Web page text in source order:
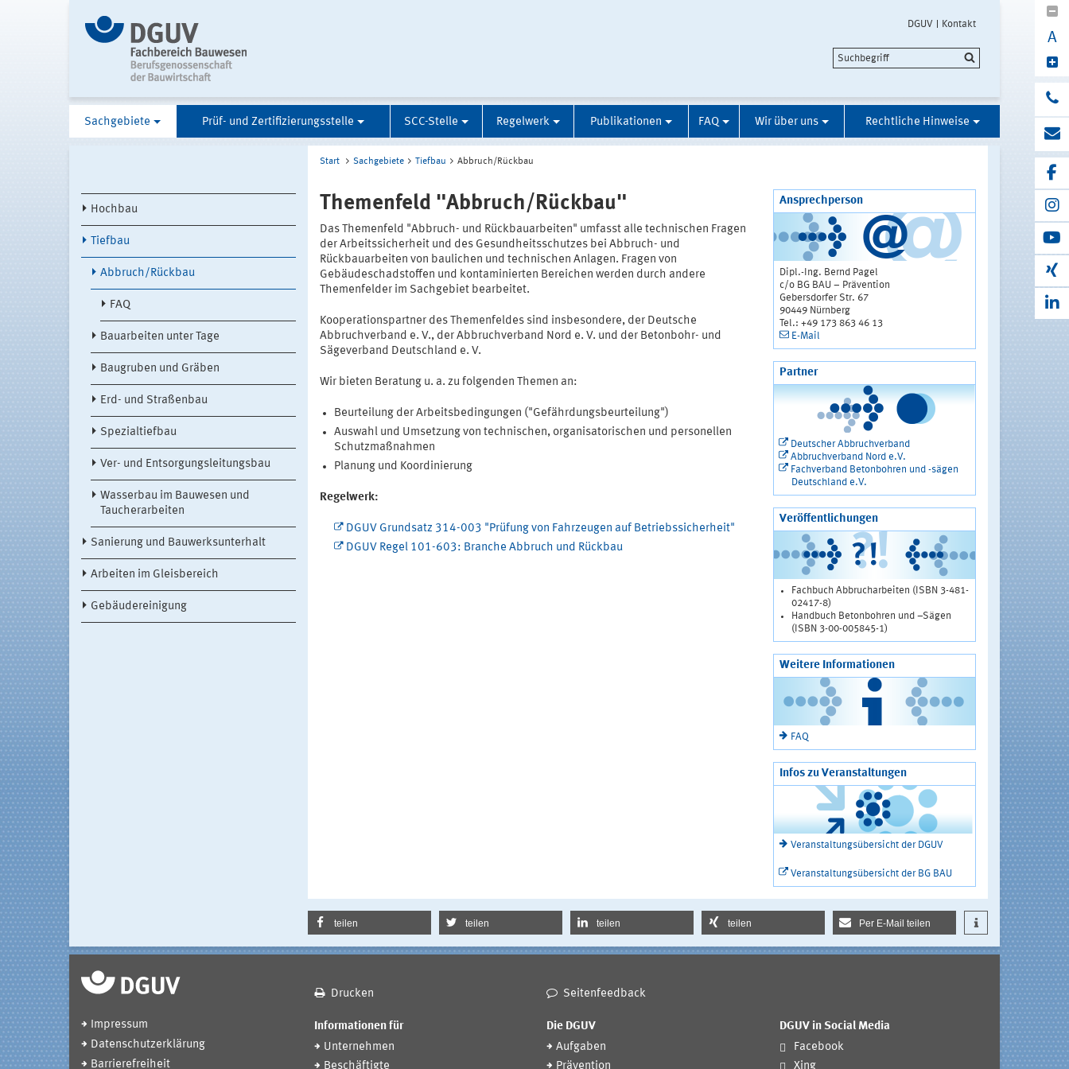
DGUV Kontakt
A
Sachgebiete Prüf- und Zertifizierungsstelle SCC-Stelle Regelwerk Publikationen FAQ Wir über uns Rechtliche Hinweise
Hochbau
Tiefbau
Abbruch/Rückbau
FAQ
Bauarbeiten unter Tage
Baugruben und Gräben
Erd- und Straßenbau
Spezialtiefbau
Ver- und Entsorgungsleitungsbau
Wasserbau im Bauwesen und
Taucherarbeiten
Sanierung und Bauwerksunterhalt
Arbeiten im Gleisbereich
Gebäudereinigung
Start Sachgebiete Tiefbau Abbruch/Rückbau
Themenfeld "Abbruch/Rückbau"
Das Themenfeld "Abbruch- und Rückbauarbeiten" umfasst alle technischen Fragen
der Arbeitssicherheit und des Gesundheitsschutzes bei Abbruch- und
Rückbauarbeiten von baulichen und technischen Anlagen. Fragen von
Gebäudeschadstoffen und kontaminierten Bereichen werden durch andere
Themenfelder im Sachgebiet bearbeitet.
Kooperationspartner des Themenfeldes sind insbesondere, der Deutsche
Abbruchverband e. V., der Abbruchverband Nord e. V. und der Betonbohr- und
Sägeverband Deutschland e. V.
Wir bieten Beratung u. a. zu folgenden Themen an:
Beurteilung der Arbeitsbedingungen ("Gefährdungsbeurteilung")
Auswahl und Umsetzung von technischen, organisatorischen und personellen
Schutzmaßnahmen
Planung und Koordinierung
Regelwerk:
DGUV Grundsatz 314-003 "Prüfung von Fahrzeugen auf Betriebssicherheit"
DGUV Regel 101-603: Branche Abbruch und Rückbau
Ansprechperson
Dipl.-Ing. Bernd Pagel
c/o BG BAU – Prävention
Gebersdorfer Str. 67
90449 Nürnberg
Tel.: +49 173 863 46 13
E-Mail
Partner
Deutscher Abbruchverband
Abbruchverband Nord e.V.
Fachverband Betonbohren und -sägen
Deutschland e.V.
Veröffentlichungen
Fachbuch Abbrucharbeiten (ISBN 3-481-
02417-8)
Handbuch Betonbohren und –Sägen
(ISBN 3-00-005845-1)
Weitere Informationen
FAQ
Infos zu Veranstaltungen
Veranstaltungsübersicht der DGUV
Veranstaltungsübersicht der BG BAU
teilen teilen teilen teilen Per E-Mail teilen
Drucken Seitenfeedback
Impressum
Datenschutzerklärung
Barrierefreiheit
Informationen für
Unternehmen
Beschäftigte
Die DGUV
Aufgaben
Prävention
DGUV in Social Media
Facebook
Xing